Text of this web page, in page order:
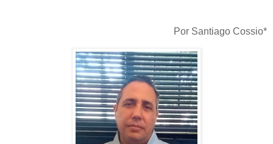
Por Santiago Cossio*